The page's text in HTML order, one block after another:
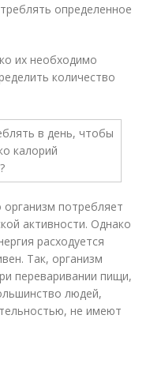
определенное
их необходимо
количество
потребляет
активности. Однако
расходуется
Так, организм
переваривании пищи,
людей,
не имеют